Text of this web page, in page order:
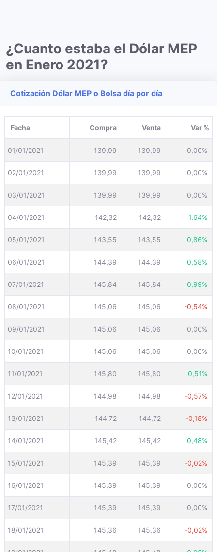
¿Cuanto estaba el Dólar MEP
en Enero 2021?
Cotización Dólar MEP o Bolsa día por día
Fecha Compra Venta Var %
01/01/2021 139,99 139,99 0,00%
02/01/2021 139,99 139,99 0,00%
03/01/2021 139,99 139,99 0,00%
04/01/2021 142,32 142,32 1,64%
05/01/2021 143,55 143,55 0,86%
06/01/2021 144,39 144,39 0,58%
07/01/2021 145,84 145,84 0,99%
08/01/2021 145,06 145,06 -0,54%
09/01/2021 145,06 145,06 0,00%
10/01/2021 145,06 145,06 0,00%
11/01/2021 145,80 145,80 0,51%
12/01/2021 144,98 144,98 -0,57%
13/01/2021 144,72 144,72 -0,18%
14/01/2021 145,42 145,42 0,48%
15/01/2021 145,39 145,39 -0,02%
16/01/2021 145,39 145,39 0,00%
17/01/2021 145,39 145,39 0,00%
18/01/2021 145,36 145,36 -0,02%